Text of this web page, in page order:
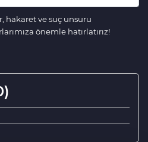
hakaret ve suç unsuru
önemle hatırlatırız!
)